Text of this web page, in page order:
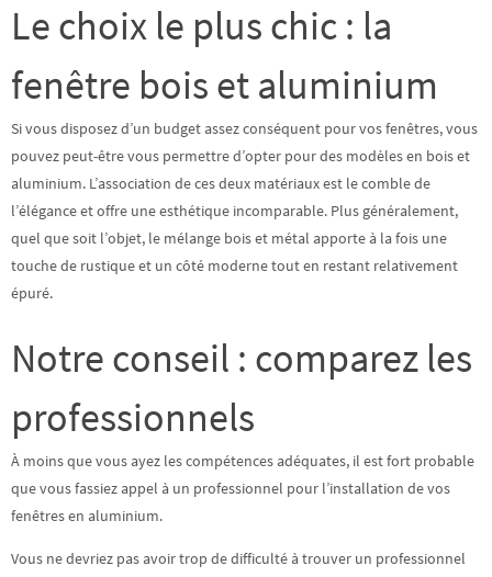
Le choix le plus chic : la
fenêtre bois et aluminium
Si vous disposez d’un budget assez conséquent pour vos fenêtres, vous
pouvez peut-être vous permettre d’opter pour des modèles en bois et
aluminium. L’association de ces deux matériaux est le comble de
l’élégance etoffre une esthétique incomparable. Plus généralement,
quel que soit l’objet, le mélange bois et métal apporte à la fois une
touche de rustique et un côté moderne tout en restant relativement
épuré.
Notre conseil : comparez les
professionnels
À moins que vous ayez les compétences adéquates, il est fort probable
que vous fassiez appel à un professionnel pour l’installation de vos
fenêtres en aluminium.
Vous ne devriez pas avoir trop de difficulté à trouver un professionnel